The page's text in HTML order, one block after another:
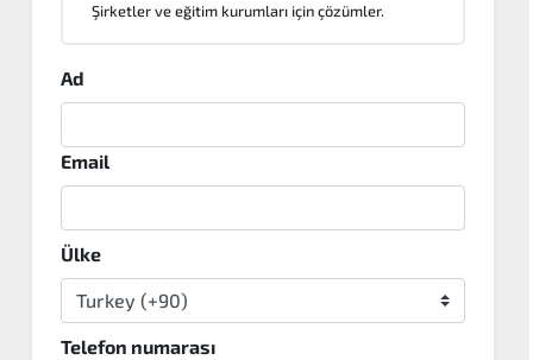
Şirketler ve eğitim kurumları için çözümler.
Ad
Email
Ülke
Telefon numarası